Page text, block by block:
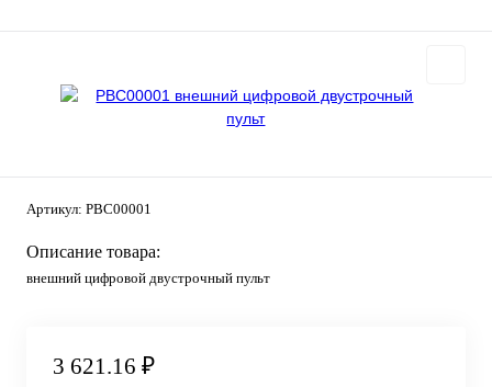
Артикул: PBC00001
Описание товара:
внешний цифровой двустрочный пульт
3 621.16 ₽